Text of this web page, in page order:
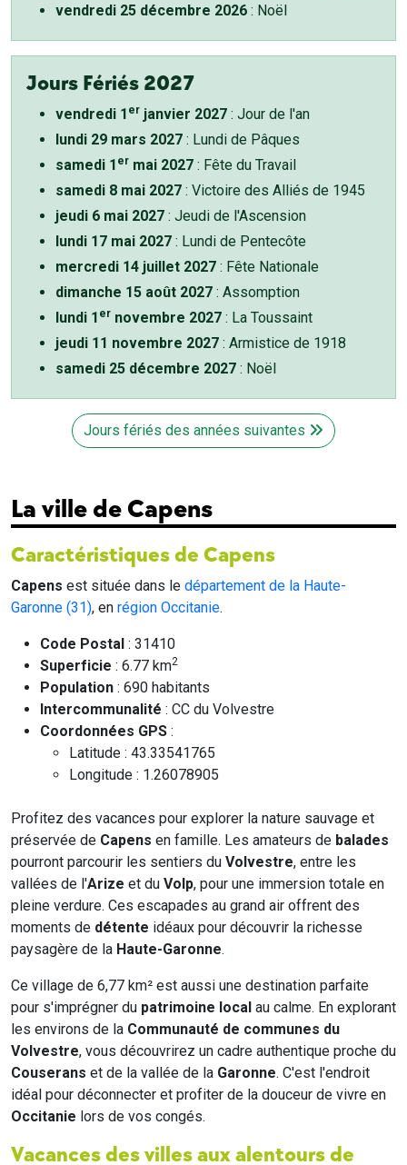
vendredi 25 décembre 2026 : Noël
Jours Fériés 2027
vendredi 1 er janvier 2027 : Jour de l'an
lundi 29 mars 2027 : Lundi de Pâques
samedi 1 er mai 2027 : Fête du Travail
samedi 8 mai 2027 : Victoire des Alliés de 1945
jeudi 6 mai 2027 : Jeudi de l'Ascension
lundi 17 mai 2027 : Lundi de Pentecôte
mercredi 14 juillet 2027 : Fête Nationale
dimanche 15 août 2027 : Assomption
lundi 1 er novembre 2027 : La Toussaint
jeudi 11 novembre 2027 : Armistice de 1918
samedi 25 décembre 2027 : Noël
Jours fériés des années suivantes
La ville de Capens
Caractéristiques de Capens
Capens est située dans le département de la Haute-
Garonne (31), en région Occitanie.
Code Postal : 31410
Superficie : 6.77 km2
Population : 690 habitants
Intercommunalité : CC du Volvestre
Coordonnées GPS :
Latitude : 43.33541765
Longitude : 1.26078905
Profitez des vacances pour explorer la nature sauvage et
préservée de Capens en famille. Les amateurs de balades
pourront parcourir les sentiers du Volvestre, entre les
vallées de l'Arize et du Volp, pour une immersion totale en
pleine verdure. Ces escapades au grand air offrent des
moments de détente idéaux pour découvrir la richesse
paysagère de la Haute-Garonne.
Ce village de 6,77 km² est aussi une destination parfaite
pour s'imprégner du patrimoine local au calme. En explorant
les environs de la Communauté de communes du
Volvestre, vous découvrirez un cadre authentique proche du
Couserans et de la vallée de la Garonne. C'est l'endroit
idéal pour déconnecter et profiter de la douceur de vivre en
Occitanie lors de vos congés.
Vacances des villes aux alentours de